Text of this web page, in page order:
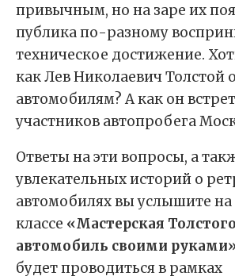
привычным, но на заре их
публика по-разному
техническое достижение.
как Лев Николаевич Толстой
автомобилям? А как он
участников автопробега
Ответы на эти вопросы, а
увлекательных историй о
автомобилях вы услышите
классе «Мастерская
автомобиль своими
будет проводиться в рамках